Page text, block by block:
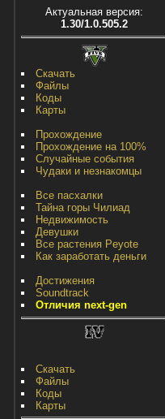
Актуальная версия:
1.30/1.0.505.2
Скачать
Файлы
Коды
Карты
Прохождение
Прохождение на 100%
Случайные события
Чудаки и незнакомцы
Все пасхалки
Тайна горы Чилиад
Недвижимость
Девушки
Все растения Peyote
Как заработать деньги
Достижения
Soundtrack
Отличия next-gen
Скачать
Файлы
Коды
Карты